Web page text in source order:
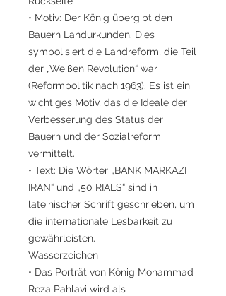
• Motiv: Der König übergibt den
Bauern Landurkunden. Dies
symbolisiert die Landreform, die Teil
der „Weißen Revolution“ war
(Reformpolitik nach 1963). Es ist ein
wichtiges Motiv, das die Ideale der
Verbesserung des Status der
Bauern und der Sozialreform
vermittelt.
• Text: Die Wörter „BANK MARKAZI
IRAN“ und „50 RIALS“ sind in
lateinischer Schrift geschrieben, um
die internationale Lesbarkeit zu
gewährleisten.
Wasserzeichen
• Das Porträt von König Mohammad
Reza Pahlavi wird als